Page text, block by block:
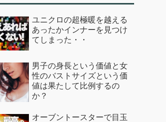
ユニクロの超極暖を越える
あったかインナーを見つけ
てしまった・・
男子の身長という価値と女
性のバストサイズという価
値は果たして比例するの
か？
オーブントースターで目玉